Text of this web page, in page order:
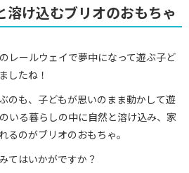
溶け込むブリオのおもちゃ
レールウェイで夢中になって遊ぶ子ど
したね！
のも、子どもが思いのまま動かして遊
いる暮らしの中に自然と溶け込み、家
るのがブリオのおもちゃ。
てはいかがですか？